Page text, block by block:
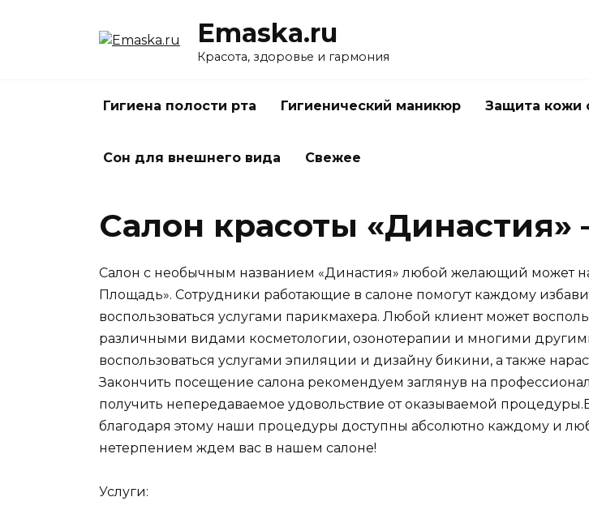
Emaska.ru
Красота, здоровье и гармония
Гигиена полости рта Гигиенический маникюр Защита кожи
Сон для внешнего вида Свежее
Салон красоты
Салон с необычным названием «Династия» любой желающий может
Площадь». Сотрудники работающие в салоне помогут каждому
воспользоваться услугами парикмахера. Любой клиент может
различными видами косметологии, озонотерапии и многими
воспользоваться услугами эпиляции и дизайну бикини, а также
Закончить посещение салона рекомендуем заглянув на
получить непередаваемое удовольствие от оказываемой
благодаря этому наши процедуры доступны абсолютно каждому и
нетерпением ждем вас в нашем салоне!
Услуги: